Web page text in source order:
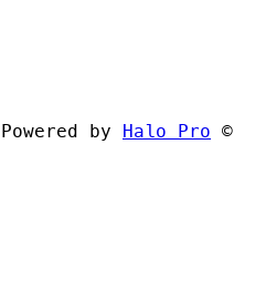
Powered by Halo Pro ©